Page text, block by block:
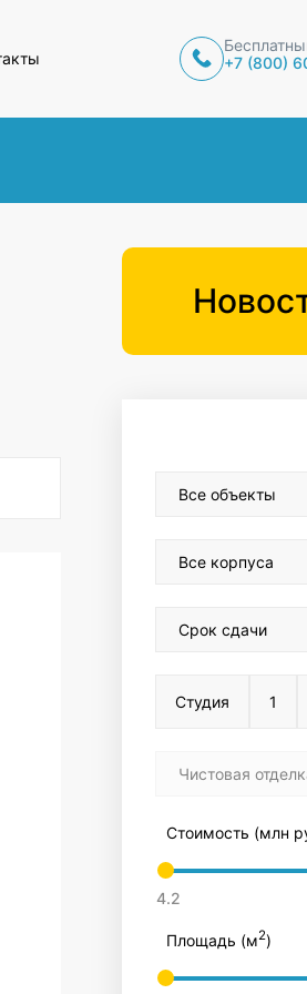
+7 (800)
Все объекты
Все корпуса
Срок сдачи
Студия 1
Чистовая
Стоимость (млн
Площадь (м2)